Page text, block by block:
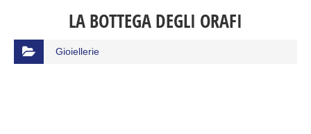
LA BOTTEGA DEGLI ORAFI
Gioiellerie